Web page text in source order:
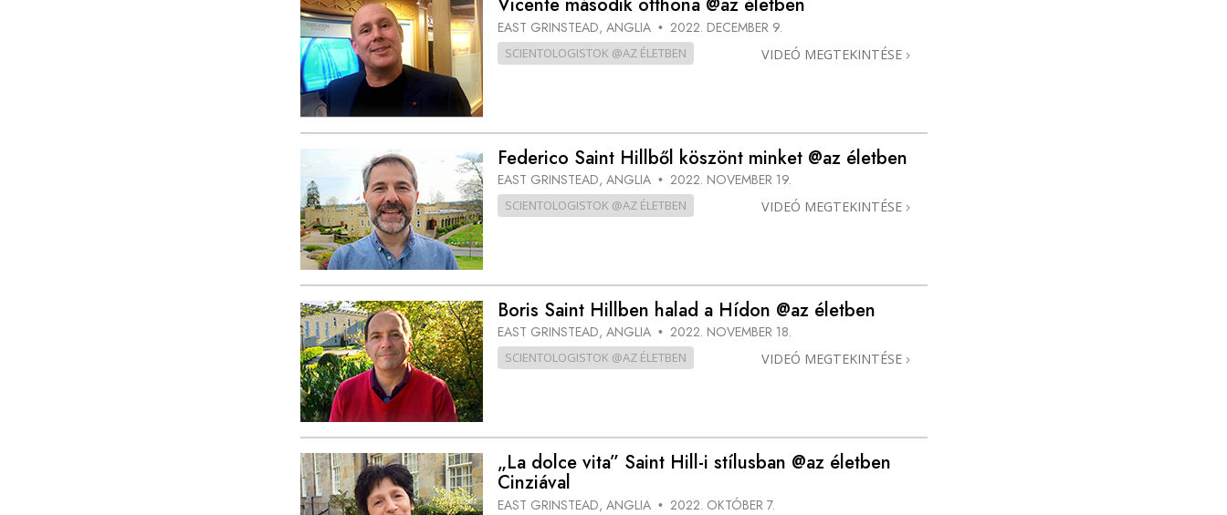
Mi a nagyság?
Kivizsgálások
A public relations alapjai
A tanulás technológiája
Vicente második otthona @az életben
EAST GRINSTEAD, ANGLIA • 2022. DECEMBER 9.
SCIENTOLOGISTOK @AZ ÉLETBEN VIDEÓ MEGTEKINTÉSE
Federico Saint Hillből köszönt minket @az életben
EAST GRINSTEAD, ANGLIA • 2022. NOVEMBER 19.
SCIENTOLOGISTOK @AZ ÉLETBEN VIDEÓ MEGTEKINTÉSE
Boris Saint Hillben halad a Hídon @az életben
EAST GRINSTEAD, ANGLIA • 2022. NOVEMBER 18.
SCIENTOLOGISTOK @AZ ÉLETBEN VIDEÓ MEGTEKINTÉSE
„La dolce vita” Saint Hill-i stílusban @az életben
Cinziával
EAST GRINSTEAD, ANGLIA • 2022. OKTÓBER 7.